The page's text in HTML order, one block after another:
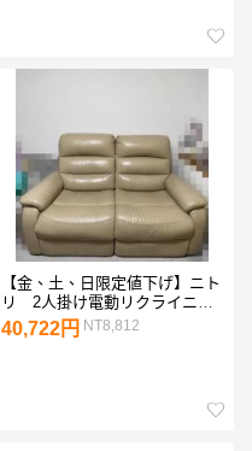
【金、土、日限定値下げ】ニト
リ 2人掛け電動リクライニン
グソファ ベージュ
40,722円 NT8,812